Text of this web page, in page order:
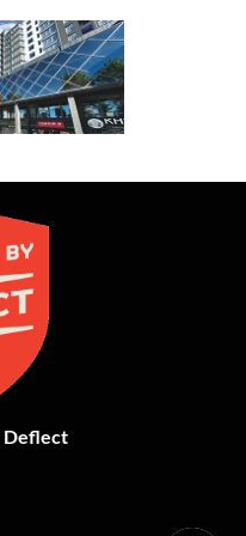
Deflect